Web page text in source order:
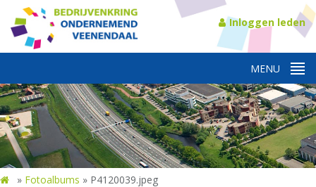
Inloggen leden
» Fotoalbums » P4120039.jpeg